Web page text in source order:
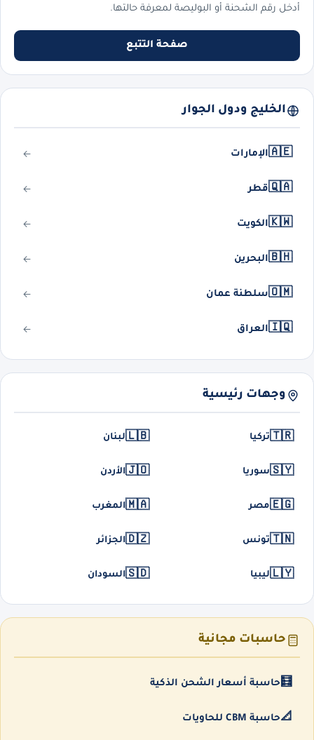
أدخل رقم الشحنة أو البوليصة لمعرفة حالتها.
صفحة التتبع
الخليج ودول الجوار
🇦🇪الإمارات
🇶🇦قطر
🇰🇼الكويت
🇧🇭البحرين
🇴🇲سلطنة عمان
🇮🇶العراق
وجهات رئيسية
🇹🇷تركيا 🇱🇧لبنان
🇸🇾سوريا 🇯🇴الأردن
🇪🇬مصر 🇲🇦المغرب
🇹🇳تونس 🇩🇿الجزائر
🇱🇾ليبيا 🇸🇩السودان
حاسبات مجانية
🧮 حاسبة أسعار الشحن الذكية
📐حاسبة CBM للحاويات